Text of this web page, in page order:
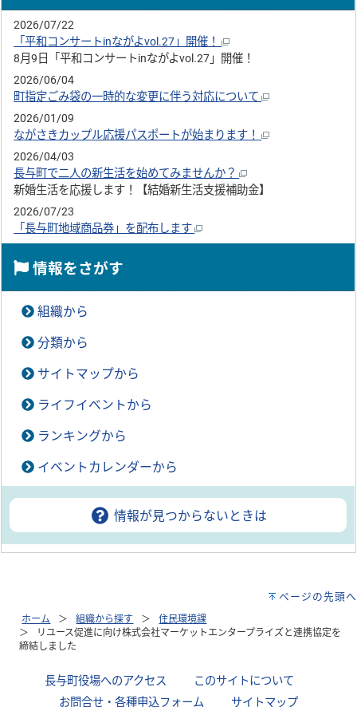
2026/07/22
「平和コンサートinながよvol.27」開催！
8月9日「平和コンサートinながよvol.27」開催！
2026/06/04
町指定ごみ袋の一時的な変更に伴う対応について
2026/01/09
ながさきカップル応援パスポートが始まります！
2026/04/03
長与町で二人の新生活を始めてみませんか？
新婚生活を応援します！【結婚新生活支援補助金】
2026/07/23
「長与町地域商品券」を配布します
情報をさがす
組織から
分類から
サイトマップから
ライフイベントから
ランキングから
イベントカレンダーから
情報が見つからないときは
ページの先頭へ
ホーム 組織から探す
住民環境課
リユース促進に向け株式会社マーケットエンタープライズと連携協定を
締結しました
長与町役場へのアクセス このサイトについて
お問合せ・各種申込フォーム
サイトマップ